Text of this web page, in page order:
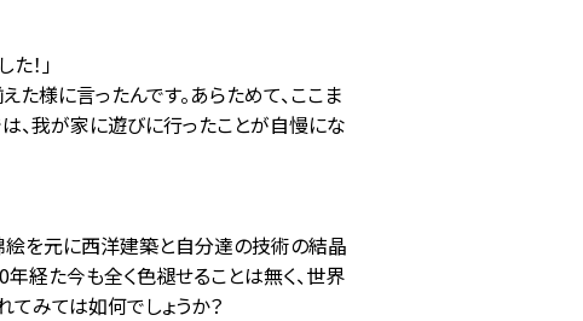
！」
様に言ったんです。あらためて、ここま
、我が家に遊びに行ったことが自慢にな
絵を元に西洋建築と自分達の技術の結晶
経た今も全く色褪せることは無く、世界
みては如何でしょうか？